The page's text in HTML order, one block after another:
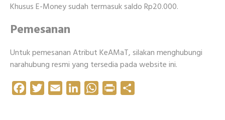
Khusus E-Money sudah termasuk saldo Rp20.000.
Pemesanan
Untuk pemesanan Atribut KeAMaT, silakan menghubungi
narahubung resmi yang tersedia pada website ini.
FacebookTwitterEmail LinkedInWhatsApp
Print